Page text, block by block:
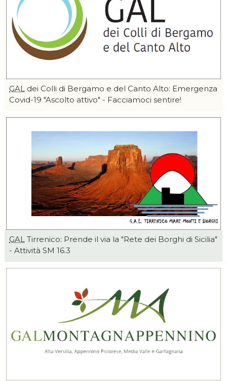
GAL dei Colli di Bergamo e del Canto Alto: Emergenza
Covid-19 "Ascolto attivo" - Facciamoci sentire!
GAL Tirrenico: Prende il via la "Rete dei Borghi di Sicilia"
- Attività SM 16.3